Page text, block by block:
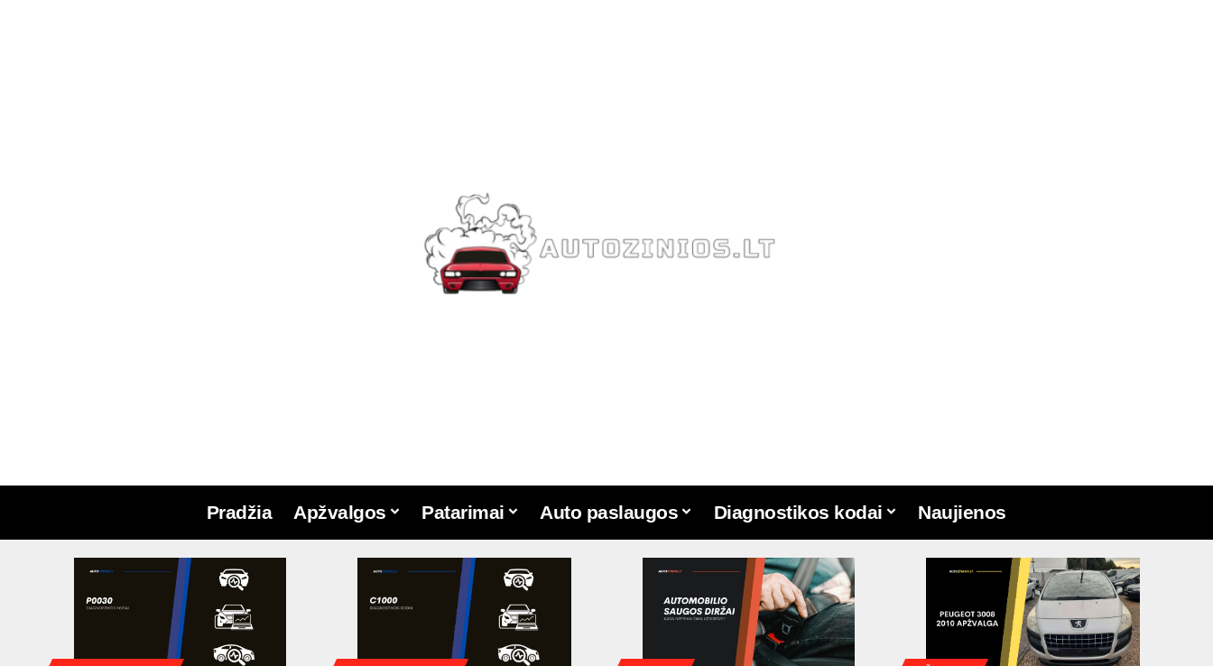
Pradžia Apžvalgos Patarimai Auto paslaugos Diagnostikos kodai Naujienos